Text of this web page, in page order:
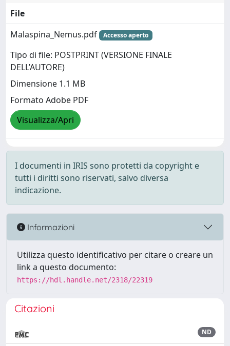
File
Malaspina_Nemus.pdf
Accesso aperto
Tipo di file: POSTPRINT (VERSIONE FINALE
DELL’AUTORE)
Dimensione 1.1 MB
Formato Adobe PDF
Visualizza/Apri
I documenti in IRIS sono protetti da copyright e
tutti i diritti sono riservati, salvo diversa
indicazione.
Informazioni
Utilizza questo identificativo per citare o creare un
link a questo documento:
https://hdl.handle.net/2318/22319
Citazioni
ND